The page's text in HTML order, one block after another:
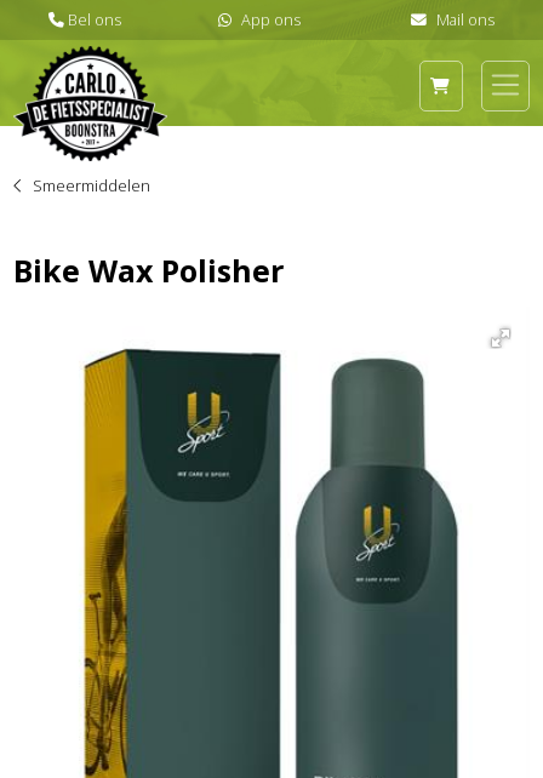
Smeermiddelen
Bike Wax Polisher